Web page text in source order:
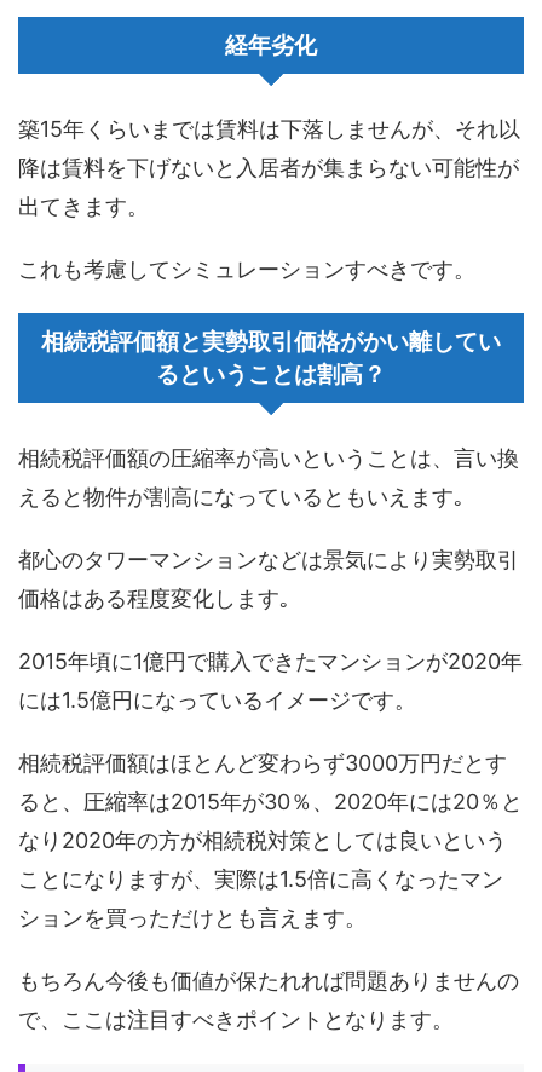
経年劣化
築15年くらいまでは賃料は下落しませんが、それ以
降は賃料を下げないと入居者が集まらない可能性が
出てきます。
これも考慮してシミュレーションすべきです。
相続税評価額と実勢取引価格がかい離してい
るということは割高？
相続税評価額の圧縮率が高いということは、言い換
えると物件が割高になっているともいえます｡
都心のタワーマンションなどは景気により実勢取引
価格はある程度変化します｡
2015年頃に1億円で購入できたマンションが2020年
には1.5億円になっているイメージです。
相続税評価額はほとんど変わらず3000万円だとす
ると、圧縮率は2015年が30％、2020年には20％と
なり2020年の方が相続税対策としては良いという
ことになりますが、実際は1.5倍に高くなったマン
ションを買っただけとも言えます。
もちろん今後も価値が保たれれば問題ありませんの
で、ここは注目すべきポイントとなります。